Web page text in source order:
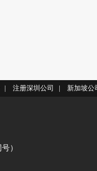
注册深圳公司 新加坡公
）